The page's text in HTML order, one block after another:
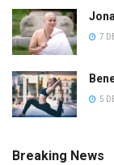
7
5
Breaking News